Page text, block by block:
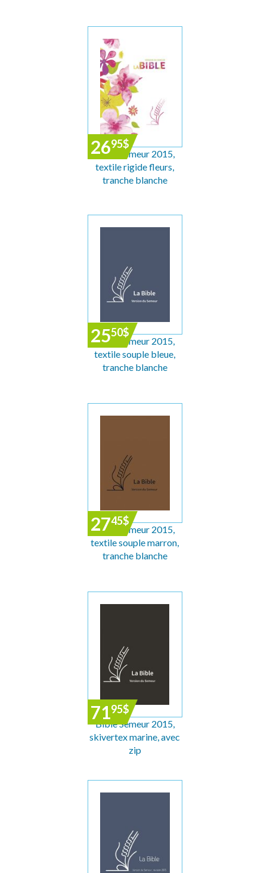
2695$
Bible Semeur 2015,
textile rigide fleurs,
tranche blanche
2550$
Bible Semeur 2015,
textile souple bleue,
tranche blanche
2745$
Bible Semeur 2015,
textile souple marron,
tranche blanche
7195$
Bible Semeur 2015,
skivertex marine, avec
zip